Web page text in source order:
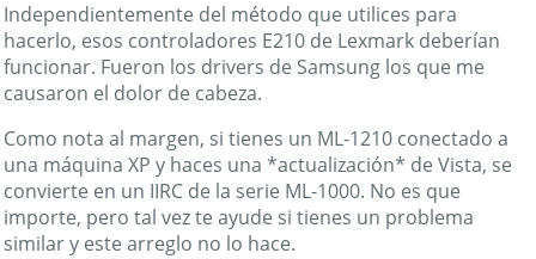
Independientemente del método que utilices para
hacerlo, esos controladores E210 de Lexmark deberían
funcionar. Fueron los drivers de Samsung los que me
causaron el dolor de cabeza.
Como nota al margen, si tienes un ML-1210 conectado a
una máquina XP y haces una *actualización* de Vista, se
convierte en un IIRC de la serie ML-1000. No es que
importe, pero tal vez te ayude si tienes un problema
similar y este arreglo no lo hace.